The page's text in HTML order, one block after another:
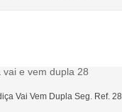
Vai Vem Dupla Seg. Ref. 28